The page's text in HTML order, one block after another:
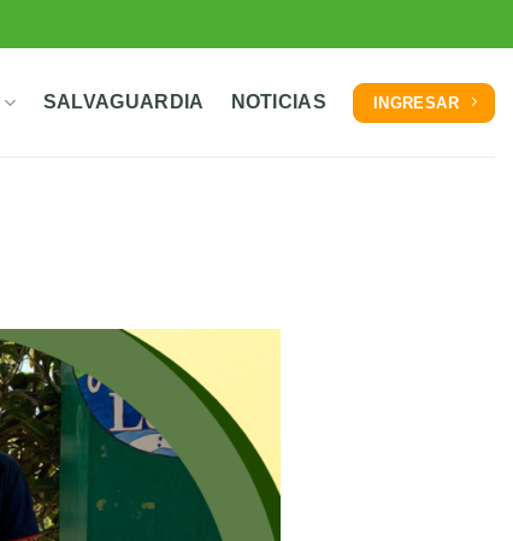
SALVAGUARDIA NOTICIAS INGRESAR